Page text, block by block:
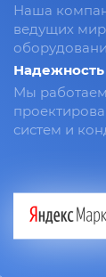
Наша
ведущих
Надежность
Мы
систем и